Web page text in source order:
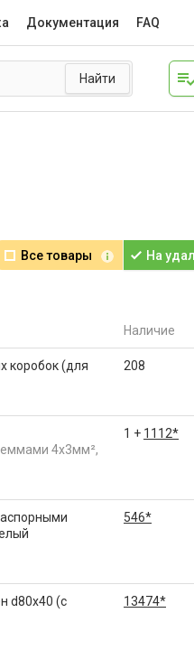
Документация FAQ
Все товары На
Наличие
коробок (для
208
4х3мм²,
1 + 1112*
546*
d80x40 (с
13474*